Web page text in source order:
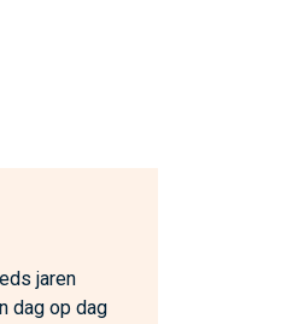
jaren
dag op dag